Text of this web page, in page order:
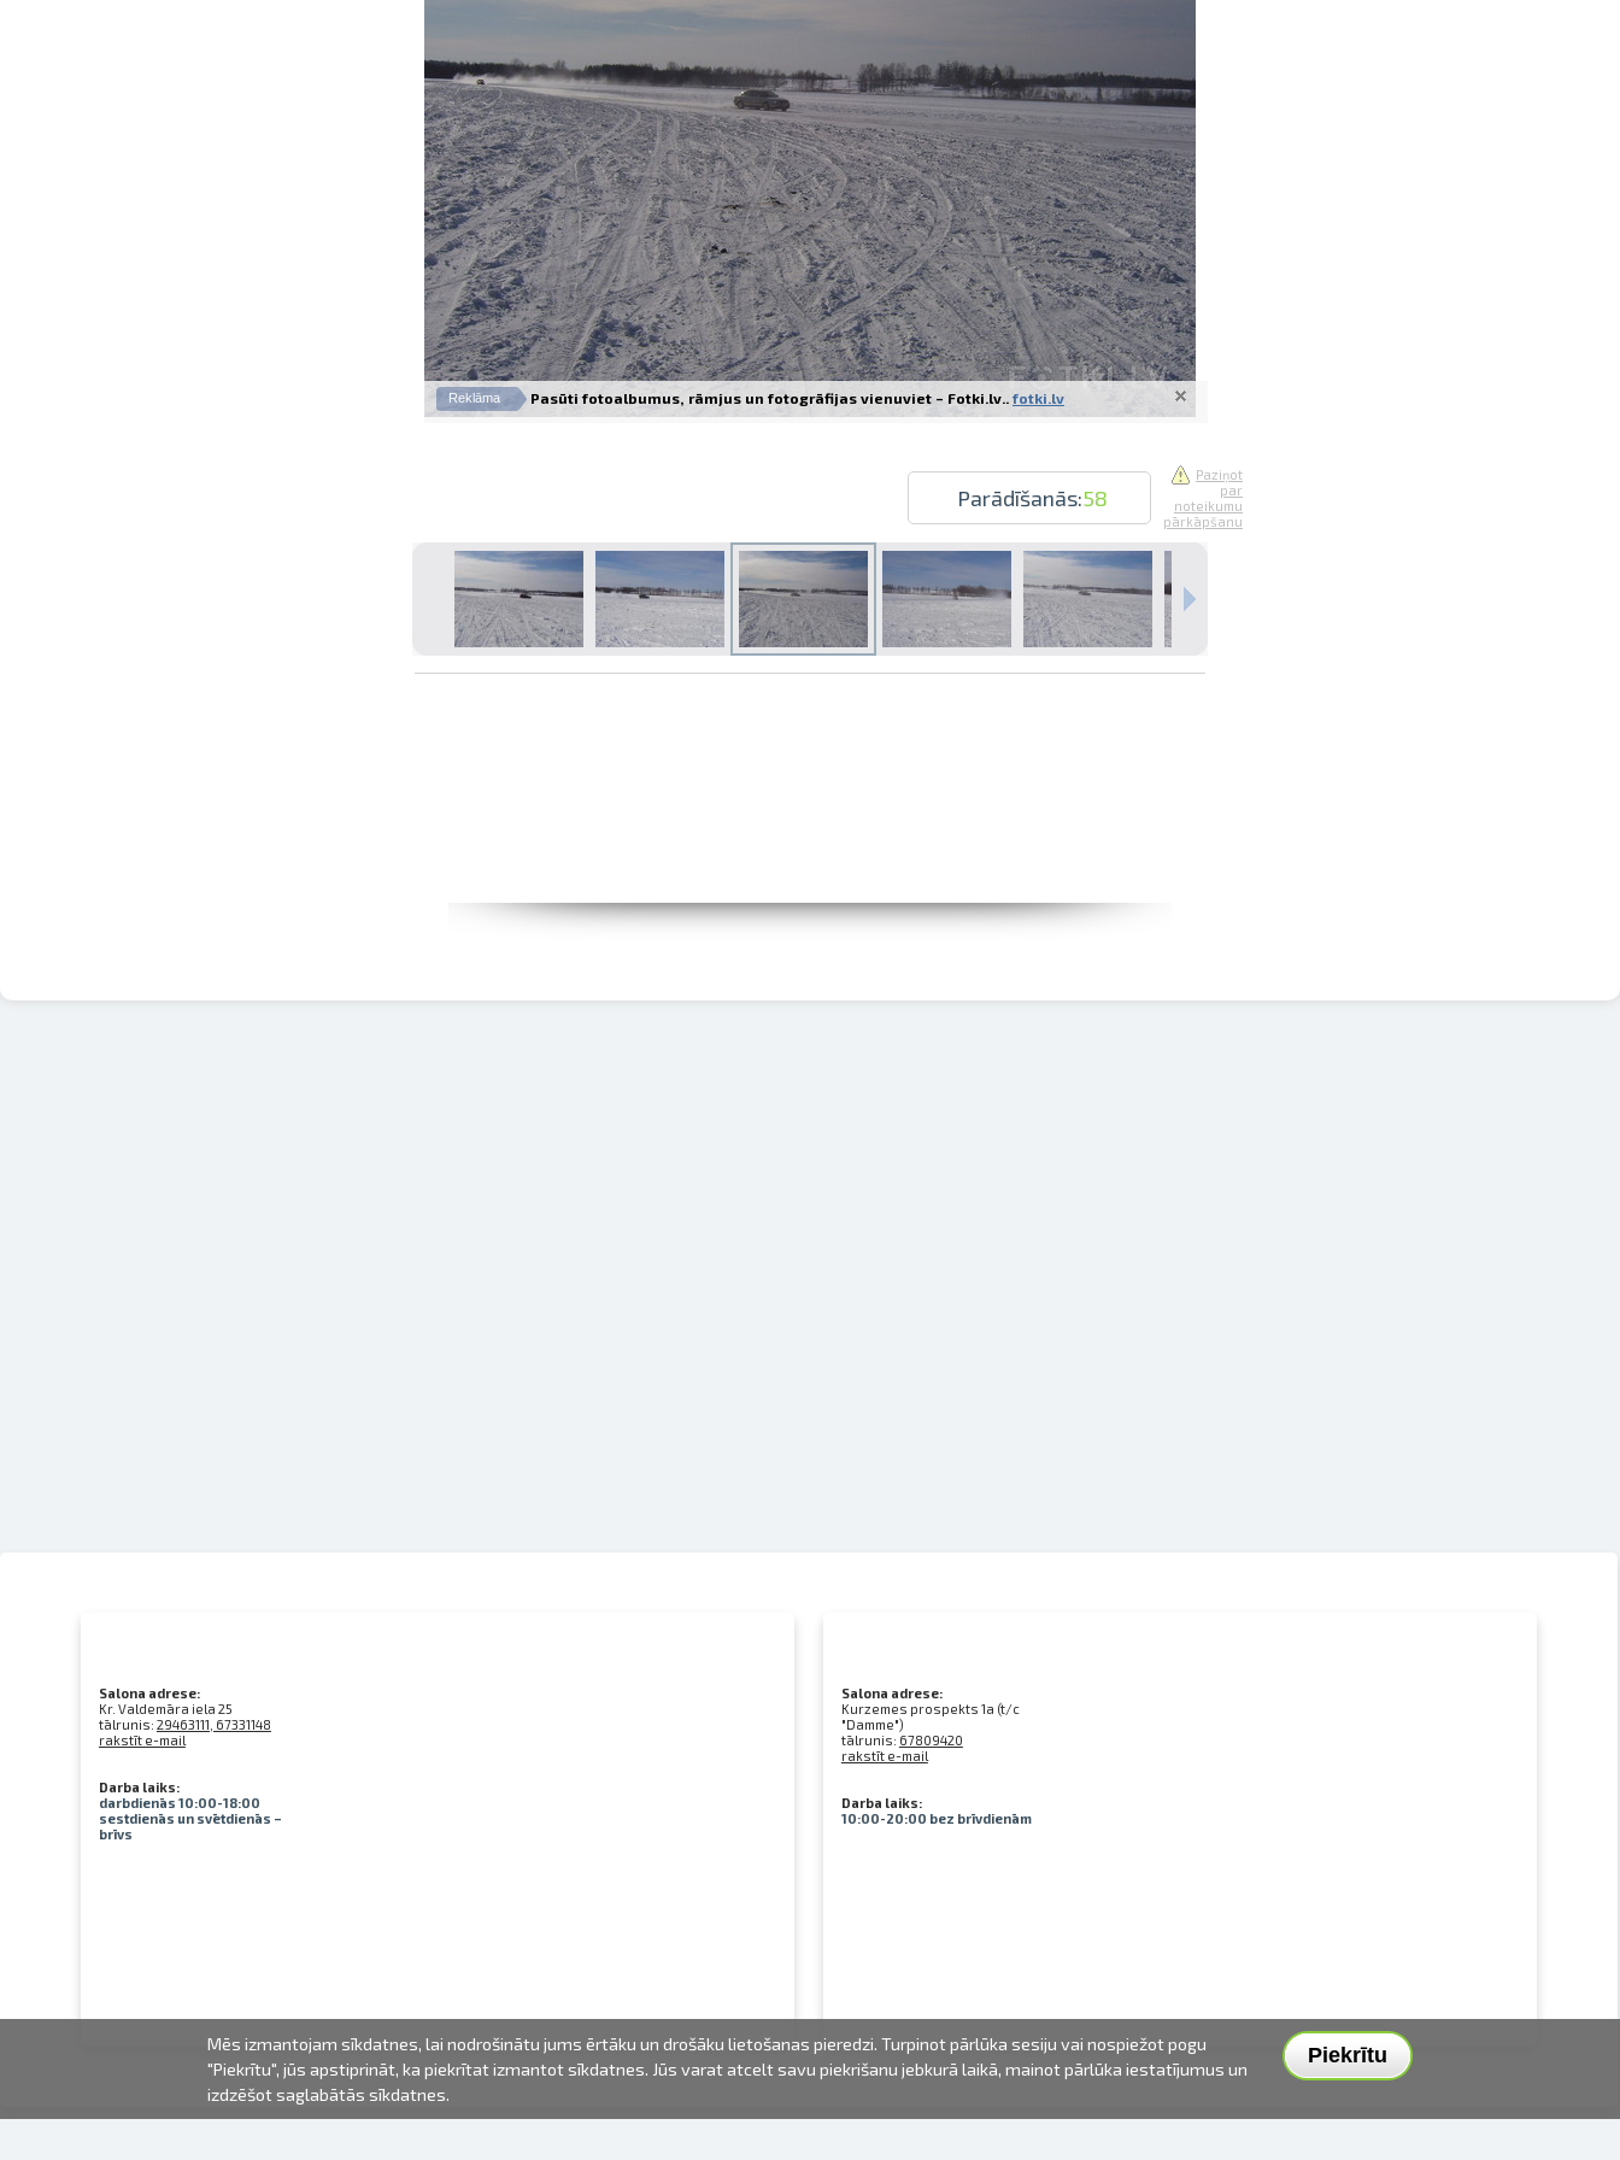
Izdrukas 1h laikā Rīgā – pasūtiet tiešsaistē
Dažādi formāti un papīra veidi jūsu foto
Piegāde visā Latvijā vai saņemšana klātienē
Reklāma Pasūti fotoalbumus, rāmjus un fotogrāfijas vienuviet – Fotki.lv.. fotki.lv
Parādīšanās:58
Paziņot
par
noteikumu
pārkāpšanu
Salona adrese:
Kr. Valdemāra iela 25
tālrunis: 29463111, 67331148
rakstīt e-mail
Darba laiks:
darbdienās 10:00-18:00
sestdienās un svētdienās –
brīvs
Salona adrese:
Kurzemes prospekts 1a (t/c
"Damme")
tālrunis: 67809420
rakstīt e-mail
Darba laiks:
10:00-20:00 bez brīvdienām
Piekrītu
Mēs izmantojam sīkdatnes, lai nodrošinātu jums ērtāku un drošāku lietošanas pieredzi. Turpinot pārlūka sesiju vai nospiežot pogu
"Piekrītu", jūs apstiprināt, ka piekrītat izmantot sīkdatnes. Jūs varat atcelt savu piekrišanu jebkurā laikā, mainot pārlūka iestatījumus un
izdzēšot saglabātās sīkdatnes.